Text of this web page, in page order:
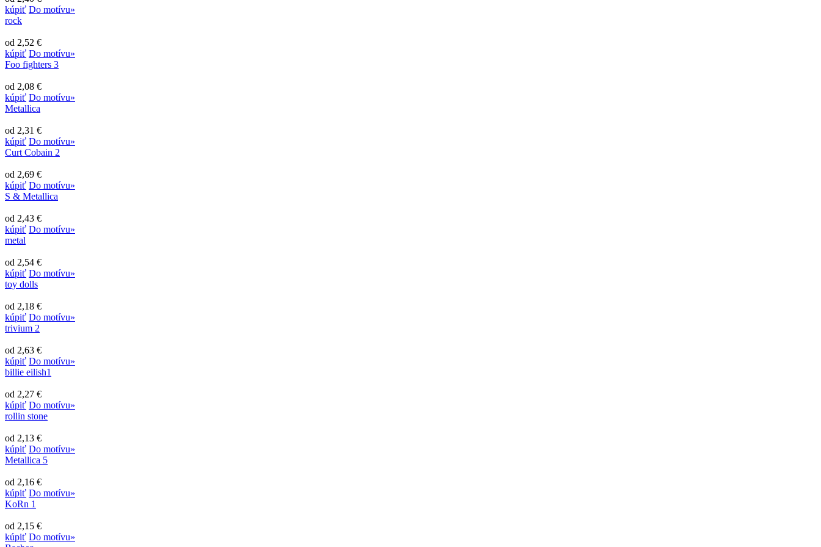
kúpiť Do motívu»
rock
od 2,52 €
kúpiť Do motívu»
Foo fighters 3
od 2,08 €
kúpiť Do motívu»
Metallica
od 2,31 €
kúpiť Do motívu»
Curt Cobain 2
od 2,69 €
kúpiť Do motívu»
S & Metallica
od 2,43 €
kúpiť Do motívu»
metal
od 2,54 €
kúpiť Do motívu»
toy dolls
od 2,18 €
kúpiť Do motívu»
trivium 2
od 2,63 €
kúpiť Do motívu»
billie eilish1
od 2,27 €
kúpiť Do motívu»
rollin stone
od 2,13 €
kúpiť Do motívu»
Metallica 5
od 2,16 €
kúpiť Do motívu»
KoRn 1
od 2,15 €
kúpiť Do motívu»